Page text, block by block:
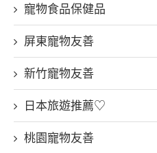
寵物食品保健品
屏東寵物友善
新竹寵物友善
日本旅遊推薦♡
桃園寵物友善